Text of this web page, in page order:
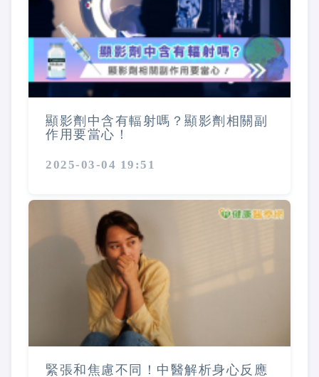
顯影劑中含有輻射嗎？顯影劑相關副
作用要當心！
2025-03-04 19:51
緊張和焦慮不同！中醫解析身心反應